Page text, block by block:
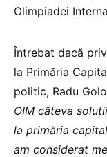
Olimpiadei
Întrebat dacă
la Primăria
politic, Radu
OIM câteva
la primăria
am considerat